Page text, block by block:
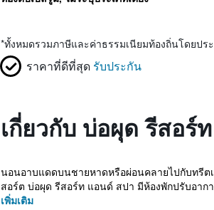
*ทั้งหมดรวมภาษีและค่าธรรมเนียมท้องถิ่นโดยปร
ราคาที่ดีที่สุด รับประกัน
เกี่ยวกับ บ่อผุด รีสอร์
นอนอาบแดดบนชายหาดหรือผ่อนคลายไปกับทรีต
สอร์ต บ่อผุด รีสอร์ท แอนด์ สปา มีห้องพักปรับอาก
เพิ่มเติม